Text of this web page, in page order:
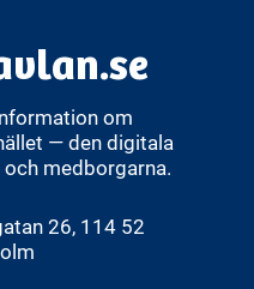
om
— den digitala
medborgarna.
26, 114 52